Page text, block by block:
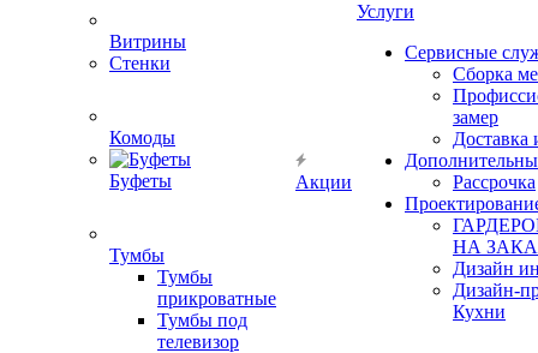
Витрины
Стенки
Комоды
Буфеты
Тумбы
Тумбы
прикроватные
Тумбы под
телевизор
Акции
Услуги
Сервисные
Сборка
замер
Доставка
Рассрочка
НА
Дизайн
Дизайн-
Кухни